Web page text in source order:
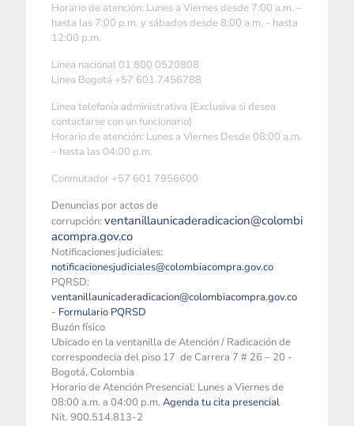
Horario de atención: Lunes a Viernes desde 7:00 a.m. –
hasta las 7:00 p.m. y sábados desde 8:00 a.m. - hasta
12:00 p.m.
Linea nacional 01 800 0520808
Linea Bogotá +57 601 7456788
Linea telefonía administrativa (Exclusiva si desea
contactarse con un funcionario)
Horario de atención: Lunes a Viernes Desde 08:00 a.m.
– hasta las 04:00 p.m.
Conmutador +57 601 7956600
Denuncias por actos de
corrupción: ventanillaunicaderadicacion@colombi
acompra.gov.co
Notificaciones judiciales:
notificacionesjudiciales@colombiacompra.gov.co
PQRSD:
ventanillaunicaderadicacion@colombiacompra.gov.co
- Formulario PQRSD
Buzón físico
Ubicado en la ventanilla de Atención / Radicación de
correspondecia del piso 17 de Carrera 7 # 26 – 20 -
Bogotá, Colombia
Horario de Atención Presencial: Lunes a Viernes de
08:00 a.m. a 04:00 p.m. Agenda tu cita presencial
Nit. 900.514.813-2